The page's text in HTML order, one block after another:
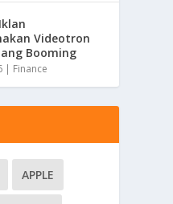
Videotron
Booming
| Finance
APPLE